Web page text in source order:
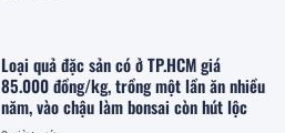
Loại quả đặc sản có ở TP.HCM giá
85.000 đồng/kg, trồng một lần ăn nhiều
năm, vào chậu làm bonsai còn hút lộc